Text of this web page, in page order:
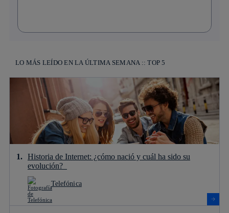
LO MÁS LEÍDO EN LA ÚLTIMA SEMANA :: TOP 5
Historia de Internet: ¿cómo nació y cuál ha sido su
evolución?
Telefónica